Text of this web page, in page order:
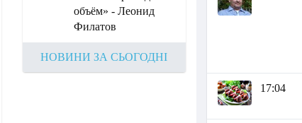
объём» - Леонид
Филатов
НОВИНИ ЗА СЬОГОДНІ
17:04